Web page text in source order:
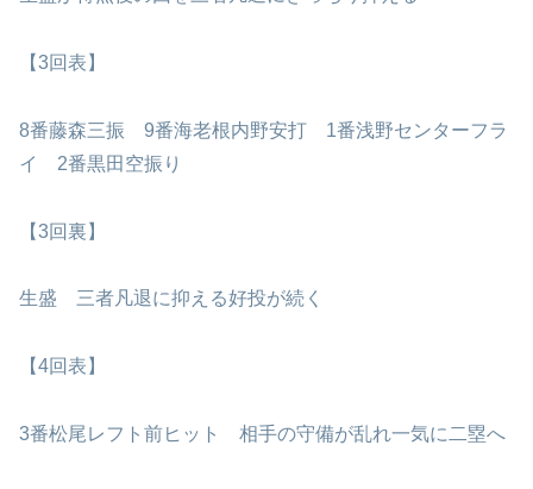
【3回表】
8番藤森三振 9番海老根内野安打 1番浅野センターフラ
イ 2番黒田空振り
【3回裏】
生盛 三者凡退に抑える好投が続く
【4回表】
3番松尾レフト前ヒット 相手の守備が乱れ一気に二塁へ